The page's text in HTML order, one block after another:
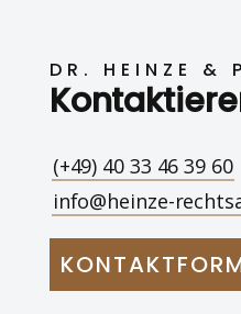
DR. HEINZE &
(+49) 40 33 46 39 60
info@heinze-